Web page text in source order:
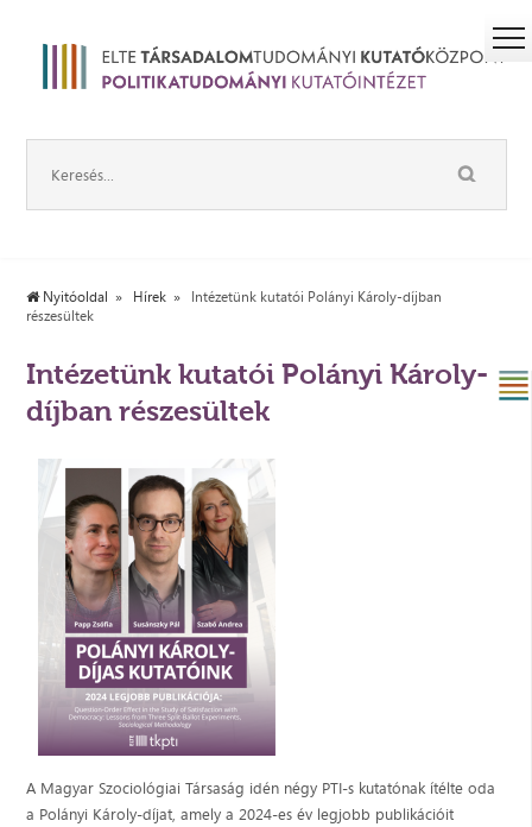
Nyitóoldal Hírek
Intézetünk kutatói Polányi Károly-díjban
részesültek
Intézetünk kutatói Polányi Károly-
díjban részesültek
A Magyar Szociológiai Társaság idén négy PTI-s kutatónak ítélte oda
a Polányi Károly-díjat, amely a 2024-es év legjobb publikációit